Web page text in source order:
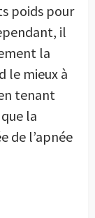
poids pour
il
la
le mieux à
tenant
la
de l’apnée